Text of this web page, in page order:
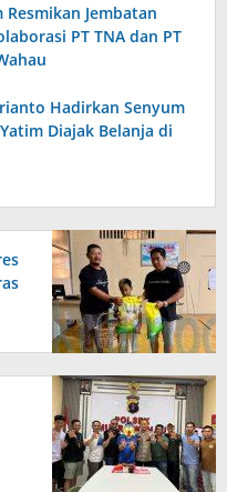
Jembatan
PT TNA dan PT
Hadirkan Senyum
Diajak Belanja di